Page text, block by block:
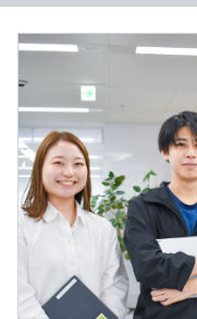
・スマホ証券アプリ
会社 様）★グッドデ
・クレカアプリの開
式会社 様）
・バンキングアプリ
・会員制リゾートホ
LINEミニアプリの開
・グループサイトシ
シス 様）
など多数
■形態：年俸制（12
■月給：500,000円～
■備考：
・毎年7月と1月に会
す。
なお、評価により、
・職務経験や役割・
す。
・管理監督者での採